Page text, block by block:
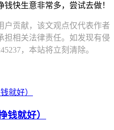
快生意非常多，尝试去做！
户贡献，该文观点仅代表作者
担相关法律责任。如发现有侵
，本站将立刻清除。
钱就好）